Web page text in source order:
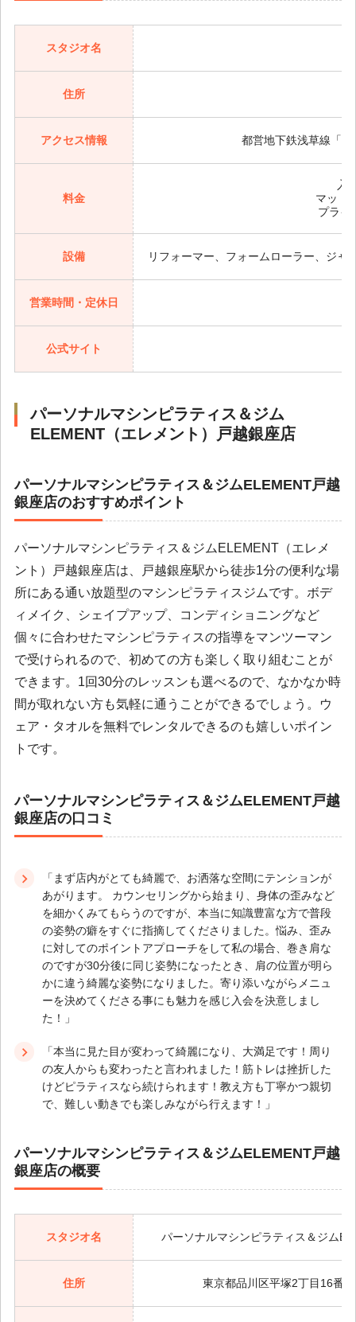
スタジオ名
住所
アクセス情報 都営地下鉄浅草線「
料金
入
マット
プライ
設備 リフォーマー、フォームローラー、ジ
営業時間・定休日
公式サイト
パーソナルマシンピラティス＆ジム
ELEMENT（エレメント）戸越銀座店
パーソナルマシンピラティス＆ジムELEMENT戸越
銀座店のおすすめポイント
パーソナルマシンピラティス＆ジムELEMENT（エレメ
ント）戸越銀座店は、戸越銀座駅から徒歩1分の便利な場
所にある通い放題型のマシンピラティスジムです。ボデ
ィメイク、シェイプアップ、コンディショニングなど
個々に合わせたマシンピラティスの指導をマンツーマン
で受けられるので、初めての方も楽しく取り組むことが
できます。1回30分のレッスンも選べるので、なかなか時
間が取れない方も気軽に通うことができるでしょう。ウ
ェア・タオルを無料でレンタルできるのも嬉しいポイン
トです。
パーソナルマシンピラティス＆ジムELEMENT戸越
銀座店の口コミ
「まず店内がとても綺麗で、お洒落な空間にテンションが
あがります。 カウンセリングから始まり、身体の歪みなど
を細かくみてもらうのですが、本当に知識豊富な方で普段
の姿勢の癖をすぐに指摘してくださりました。悩み、歪み
に対してのポイントアプローチをして私の場合、巻き肩な
のですが30分後に同じ姿勢になったとき、肩の位置が明ら
かに違う綺麗な姿勢になりました。寄り添いながらメニュ
ーを決めてくださる事にも魅力を感じ入会を決意しまし
た！」
「本当に見た目が変わって綺麗になり、大満足です！周り
の友人からも変わったと言われました！筋トレは挫折した
けどピラティスなら続けられます！教え方も丁寧かつ親切
で、難しい動きでも楽しみながら行えます！」
パーソナルマシンピラティス＆ジムELEMENT戸越
銀座店の概要
スタジオ名 パーソナルマシンピラティス＆ジム
住所 東京都品川区平塚2丁目16番